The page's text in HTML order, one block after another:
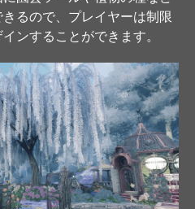
るので、プレイヤーは制限
ンすることができます。